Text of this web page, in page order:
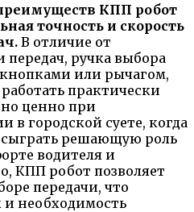
КПП робот
точность и скорость
В отличие от
ручка выбора
кнопками или рычагом,
практически
ценно при
городской суете, когда
решающую роль
водителя и
КПП робот позволяет
передачи, что
необходимость